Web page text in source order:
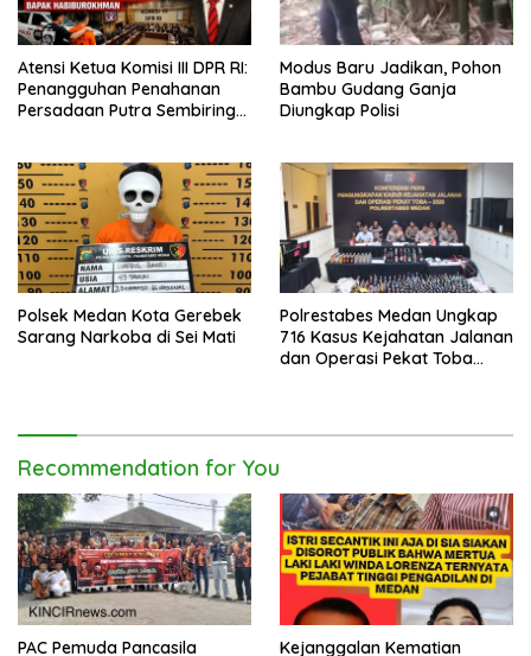
Atensi Ketua Komisi III DPR RI:
Penangguhan Penahanan
Persadaan Putra Sembiring
Modus Baru Jadikan, Pohon
Bambu Gudang Ganja
Diungkap Polisi
Polsek Medan Kota Gerebek
Sarang Narkoba di Sei Mati
Polrestabes Medan Ungkap
716 Kasus Kejahatan Jalanan
dan Operasi Pekat Toba
Recommendation for You
PAC Pemuda Pancasila
Kejanggalan Kematian